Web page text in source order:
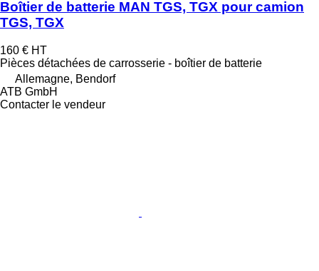
Boîtier de batterie MAN TGS, TGX pour camion
TGS, TGX
160 € HT
Pièces détachées de carrosserie - boîtier de batterie
Allemagne, Bendorf
ATB GmbH
Contacter le vendeur